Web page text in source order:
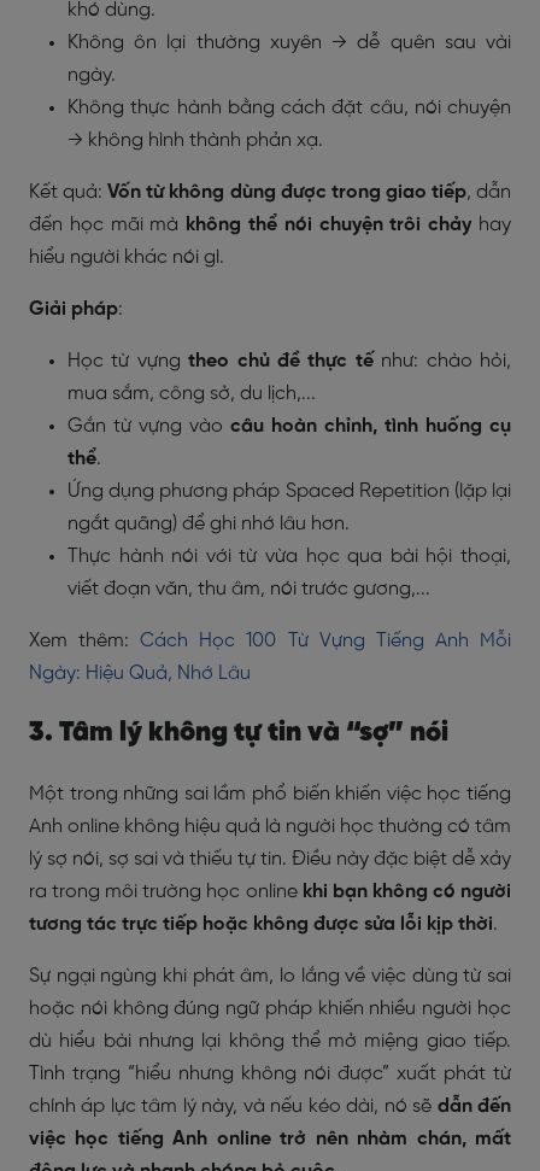
khó dùng.
Không ôn lại thường xuyên → dễ quên sau vài
ngày.
Không thực hành bằng cách đặt câu, nói chuyện
→ không hình thành phản xạ.
Kết quả:Vốn từ không dùng được trong giao tiếp, dẫn
đến học mãi mà không thể nói chuyện trôi chảy hay
hiểu người khác nói gì.
Giải pháp:
Học từ vựngtheo chủ đề thực tếnhư: chào hỏi,
mua sắm, công sở, du lịch,...
Gắn từ vựng vào câu hoàn chỉnh, tình huống cụ
thể.
Ứng dụng phương pháp Spaced Repetition (lặp lại
ngắt quãng) để ghi nhớ lâu hơn.
Thực hành nói với từ vừa học qua bài hội thoại,
viết đoạn văn, thu âm, nói trước gương,...
Xem thêm:Cách Học 100 Từ Vựng Tiếng Anh Mỗi
Ngày: Hiệu Quả, Nhớ Lâu
3. Tâm lý không tự tin và “sợ” nói
Một trong những sai lầm phổ biến khiến việc học tiếng
Anh online không hiệu quả là người học thường có tâm
lý sợ nói, sợ sai và thiếu tự tin. Điều này đặc biệt dễ xảy
ra trong môi trường học online khi bạn không có người
tương tác trực tiếp hoặc không được sửa lỗi kịp thời.
Sự ngại ngùng khi phát âm, lo lắng về việc dùng từ sai
hoặc nói không đúng ngữ pháp khiến nhiều người học
dù hiểu bài nhưng lại không thể mở miệng giao tiếp.
Tình trạng “hiểu nhưng không nói được” xuất phát từ
chính áp lực tâm lý này, và nếu kéo dài, nó sẽ dẫn đến
việc học tiếng Anh online trở nên nhàm chán, mất